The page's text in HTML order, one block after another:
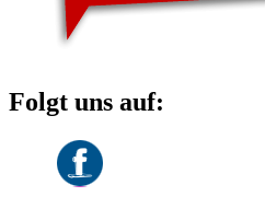
Folgt uns auf: